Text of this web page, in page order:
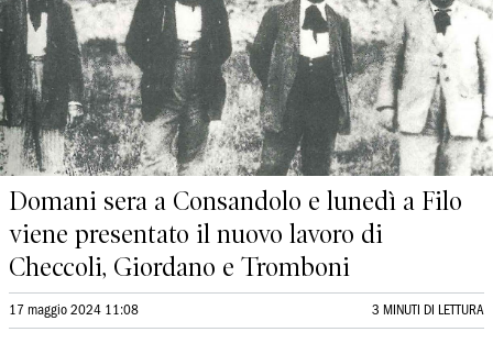
Domani sera a Consandolo e lunedì a Filo
viene presentato il nuovo lavoro di
Checcoli, Giordano e Tromboni
17 maggio 2024 11:08 3 MINUTI DI LETTURA